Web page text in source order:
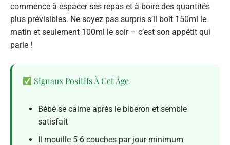
commence à espacer ses repas et à boire des quantités
plus prévisibles. Ne soyez pas surpris s’il boit 150ml le
matin et seulement 100ml le soir – c’est son appétit qui
parle !
Signaux Positifs À Cet Âge
Bébé se calme après le biberon et semble
satisfait
Il mouille 5-6 couches par jour minimum